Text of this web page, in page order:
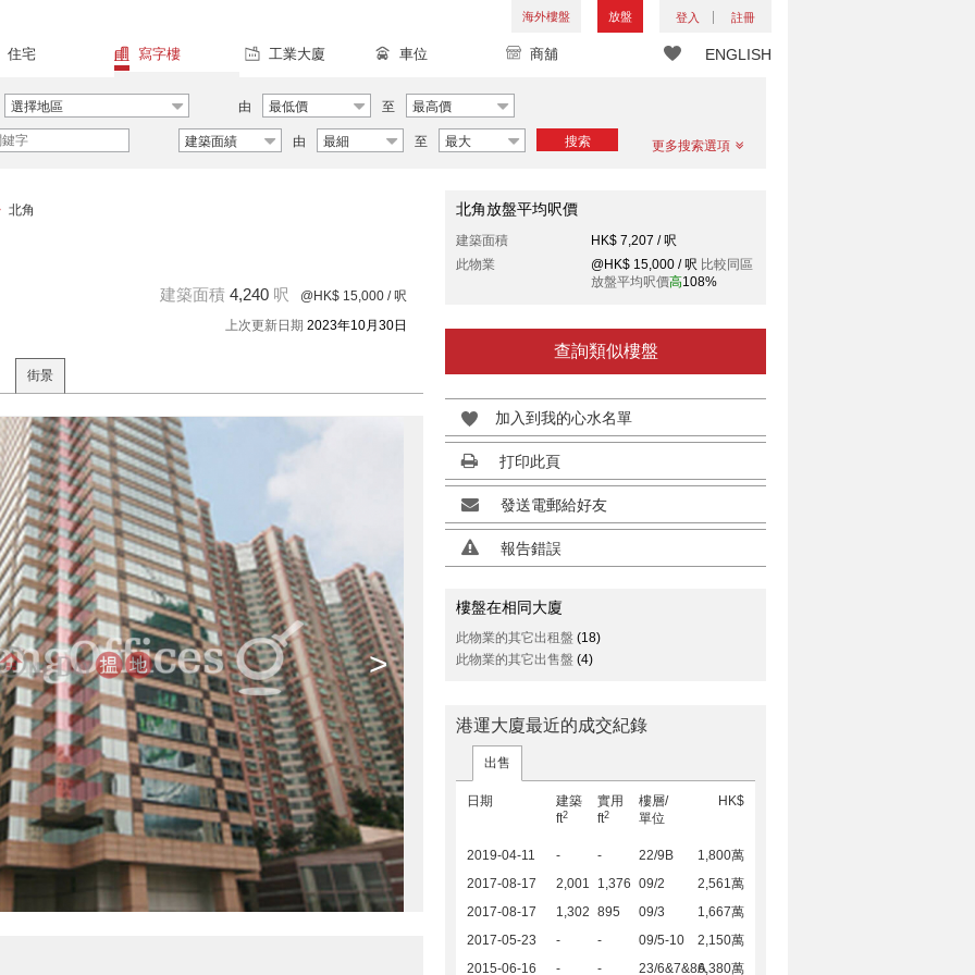
海外樓盤 放盤 登入 註冊
ENGLISH
住宅 寫字樓 工業大廈 車位 商舖
選擇地區 由 最低價 至 最高價
建築面績 由 最細 至 最大 搜索 更多搜索選項
北角
建築面積 4,240 呎 @HK$ 15,000 / 呎
上次更新日期 2023年10月30日
街景
>
北角放盤平均呎價
建築面積
HK$ 7,207 / 呎
此物業
@HK$ 15,000 / 呎 比較同區
放盤平均呎價高108%
查詢類似樓盤
加入到我的心水名單
打印此頁
發送電郵給好友
報告錯誤
樓盤在相同大廈
此物業的其它出租盤 (18)
此物業的其它出售盤 (4)
港運大廈最近的成交紀錄
出售
日期
建築
ft2
實用
ft2
樓層/
單位
HK$
2019-04-11 - - 22/9B
1,800萬
2017-08-17
2,001 1,376 09/2
2,561萬
2017-08-17
1,302 895 09/3
1,667萬
2017-05-23
- - 09/5-10
2,150萬
2015-06-16
- - 23/6&7&8A6,380萬